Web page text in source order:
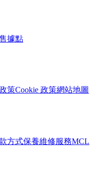
據點
策Cookie 政策網站地圖
方式保養維修服務MCL